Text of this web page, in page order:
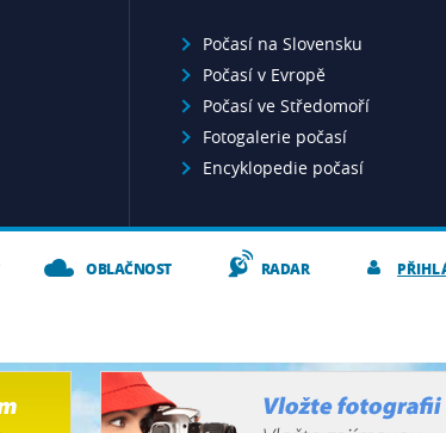
Počasí na Slovensku
Počasí v Evropě
Počasí ve Středomoří
Fotogalerie počasí
Encyklopedie počasí
OBLAČNOST RADAR